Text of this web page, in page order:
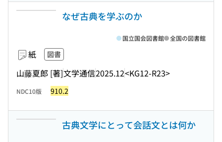
なぜ古典を学ぶのか
紙 図書
山藤夏郎 [著]文学通信2025.12<KG12-R23>
国立国会図書館 全国の図書館
NDC10版 910.2
古典文学にとって会話文とは何か